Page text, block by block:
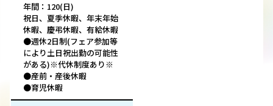
年間：120(日)
祝日、夏季休暇、年末年始
休暇、慶弔休暇、有給休暇
●週休2日制(フェア参加等
により土日祝出勤の可能性
がある)※代休制度あり※
●産前・産後休暇
●育児休暇